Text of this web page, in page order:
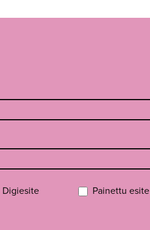
Digiesite Painettu esite